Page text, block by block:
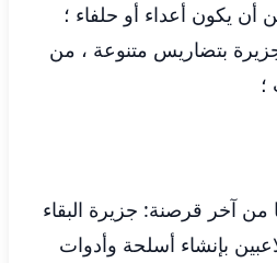
أن يكون أعداء أو حلفاء ؛
بتضاريس متنوعة ، من
؛
من آخر قرصنة: جزيرة البقاء
بإنشاء أسلحة وأدوات